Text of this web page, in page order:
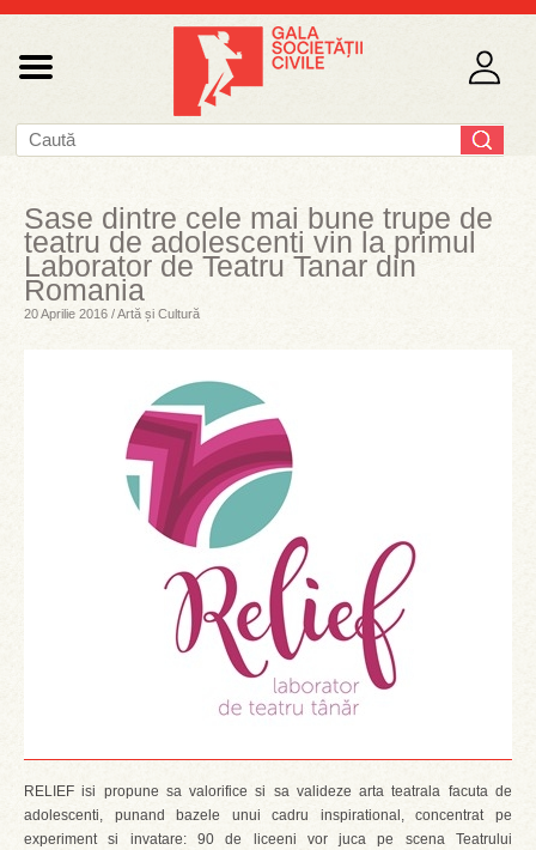
Sase dintre cele mai bune trupe de
teatru de adolescenti vin la primul
Laborator de Teatru Tanar din
Romania
20 Aprilie 2016 / Artă și Cultură
RELIEF isi propune sa valorifice si sa valideze arta teatrala facuta de
adolescenti, punand bazele unui cadru inspirational, concentrat pe
experiment si invatare: 90 de liceeni vor juca pe scena Teatrului